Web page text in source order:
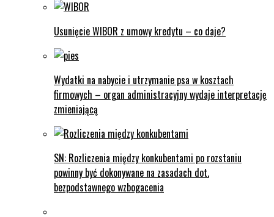
Usunięcie WIBOR z umowy kredytu – co daje?
Wydatki na nabycie i utrzymanie psa w kosztach
firmowych – organ administracyjny wydaje interpretację
zmieniającą
SN: Rozliczenia między konkubentami po rozstaniu
powinny być dokonywane na zasadach dot.
bezpodstawnego wzbogacenia